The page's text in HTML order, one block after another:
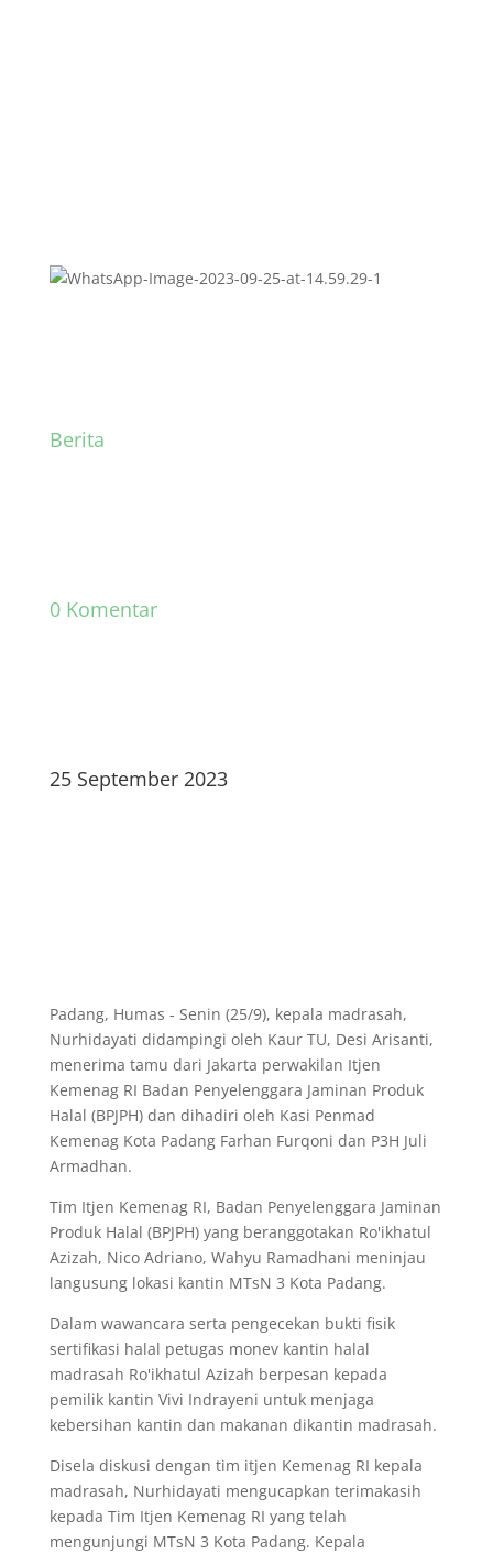
Berita
0 Komentar
25 September 2023
Padang, Humas - Senin (25/9), kepala madrasah,
Nurhidayati didampingi oleh Kaur TU, Desi Arisanti,
menerima tamu dari Jakarta perwakilan Itjen
Kemenag RI Badan Penyelenggara Jaminan Produk
Halal (BPJPH) dan dihadiri oleh Kasi Penmad
Kemenag Kota Padang Farhan Furqoni dan P3H Juli
Armadhan.
Tim Itjen Kemenag RI, Badan Penyelenggara Jaminan
Produk Halal (BPJPH) yang beranggotakan Ro'ikhatul
Azizah, Nico Adriano, Wahyu Ramadhani meninjau
langusung lokasi kantin MTsN 3 Kota Padang.
Dalam wawancara serta pengecekan bukti fisik
sertifikasi halal petugas monev kantin halal
madrasah Ro'ikhatul Azizah berpesan kepada
pemilik kantin Vivi Indrayeni untuk menjaga
kebersihan kantin dan makanan dikantin madrasah.
Disela diskusi dengan tim itjen Kemenag RI kepala
madrasah, Nurhidayati mengucapkan terimakasih
kepada Tim Itjen Kemenag RI yang telah
mengunjungi MTsN 3 Kota Padang. Kepala